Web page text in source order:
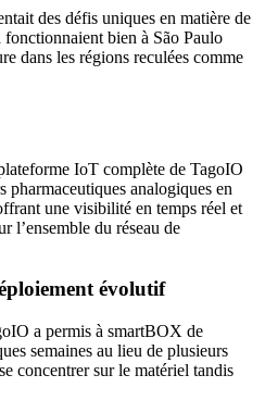
des défis uniques en matière de
bien à São Paulo
dans les régions reculées comme
IoT complète de TagoIO
pharmaceutiques analogiques en
une visibilité en temps réel et
l’ensemble du réseau de
évolutif
a permis à smartBOX de
semaines au lieu de plusieurs
concentrer sur le matériel tandis